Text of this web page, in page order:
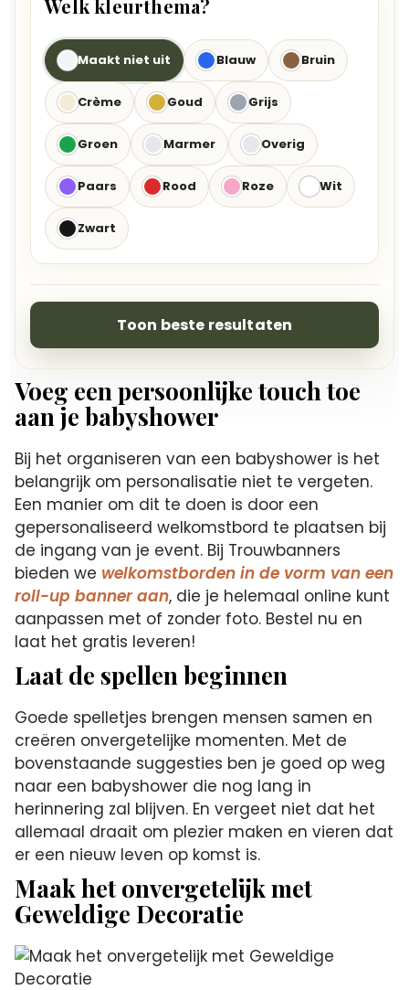
Welk kleurthema?
Maakt niet uit Blauw Bruin
Crème Goud Grijs
Groen Marmer Overig
Paars Rood Roze Wit
Zwart
Toon beste resultaten
Voeg een persoonlijke touch toe
aan je babyshower
Bij het organiseren van een babyshower is het
belangrijk om personalisatie niet te vergeten.
Een manier om dit te doen is door een
gepersonaliseerd welkomstbord te plaatsen bij
de ingang van je event. Bij Trouwbanners
bieden we welkomstborden in de vorm van een
roll-up banner aan, die je helemaal online kunt
aanpassen met of zonder foto. Bestel nu en
laat het gratis leveren!
Laat de spellen beginnen
Goede spelletjes brengen mensen samen en
creëren onvergetelijke momenten. Met de
bovenstaande suggesties ben je goed op weg
naar een babyshower die nog lang in
herinnering zal blijven. En vergeet niet dat het
allemaal draait om plezier maken en vieren dat
er een nieuw leven op komst is.
Maak het onvergetelijk met
Geweldige Decoratie